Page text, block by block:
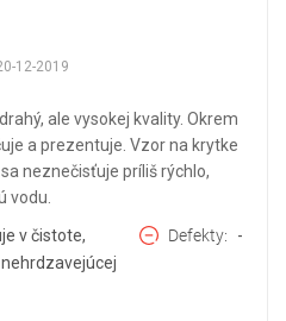
12-2019
ale vysokej kvality. Okrem
a prezentuje. Vzor na krytke
neznečisťuje príliš rýchlo,
vodu.
v čistote,
Defekty -